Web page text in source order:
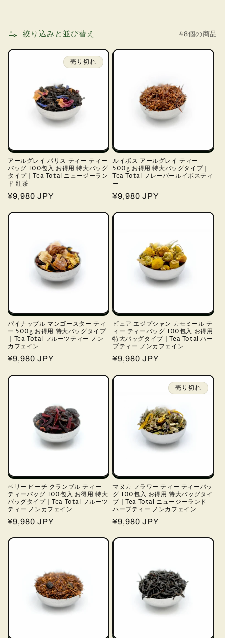
絞り込みと並び替え 48個の商品
売り切れ
アールグレイ パリス ティー ティー
バッグ 100包入 お得用 特大バッグ
タイプ｜Tea Total ニュージーラン
ド 紅茶
通
価
¥9,980 JPY
ルイボス アールグレイ ティー
500g お得用 特大バッグタイプ｜
Tea Total フレーバールイボスティ
ー
通
価
¥9,980 JPY
パイナップル マンゴースター ティ
ー 500g お得用 特大バッグタイプ
｜Tea Total フルーツティー ノン
カフェイン
通
価
¥9,980 JPY
ピュア エジプシャン カモミール テ
ィー ティーバッグ 100包入 お得用
特大バッグタイプ｜Tea Total ハー
ブティー ノンカフェイン
通
価
¥9,980 JPY
ベリー ピーチ クランブル ティー
ティーバッグ 100包入 お得用 特大
バッグタイプ｜Tea Total フルーツ
ティー ノンカフェイン
通
価
¥9,980 JPY
売り切れ
マヌカ フラワー ティー ティーバッ
グ 100包入 お得用 特大バッグタイ
プ｜Tea Total ニュージーランド
ハーブティー ノンカフェイン
通
価
¥9,980 JPY